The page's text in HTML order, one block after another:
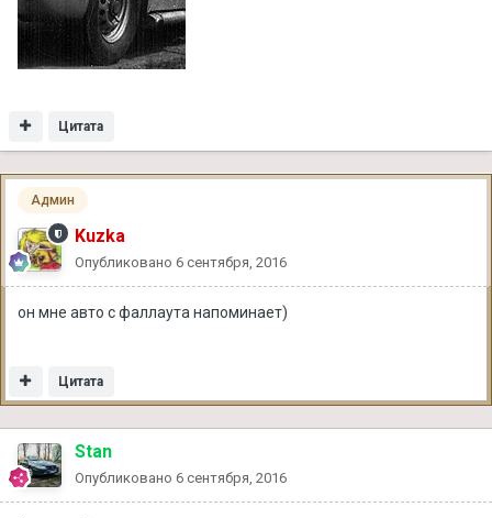
Цитата
Админ
Kuzka
Опубликовано 6 сентября, 2016
он мне авто с фаллаута напоминает)
Цитата
Stan
Опубликовано 6 сентября, 2016